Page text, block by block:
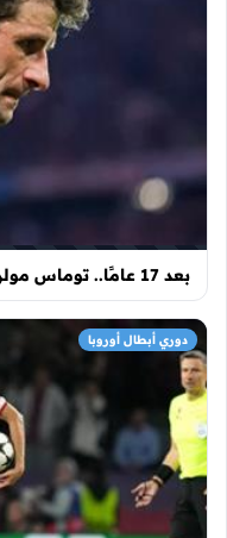
بعد 17 عامًا.. توماس مولر يقترب من الرحيل عن بايرن ميونخ
دوري أبطال أوروبا